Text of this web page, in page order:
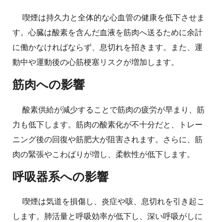
喫煙は持久力と全体的な心血管の健康を低下させま
す。心臓は酸素を含んだ血液を筋肉へ送るために余計
に働かなければならず、息切れを招きます。また、運
動中や運動後の心筋梗塞リスクが増加します。
筋肉への影響
酸素供給が減少することで筋肉の疲労が早まり、筋
力も低下します。筋肉の酸素化が不十分だと、トレー
ニング後の回復や筋肥大が阻害されます。さらに、筋
肉の緊張やこわばりが増し、柔軟性が低下します。
呼吸器系への影響
喫煙は気道を損傷し、炎症や咳、息切れを引き起こ
します。肺活量と呼吸効率が低下し、深い呼吸がしに